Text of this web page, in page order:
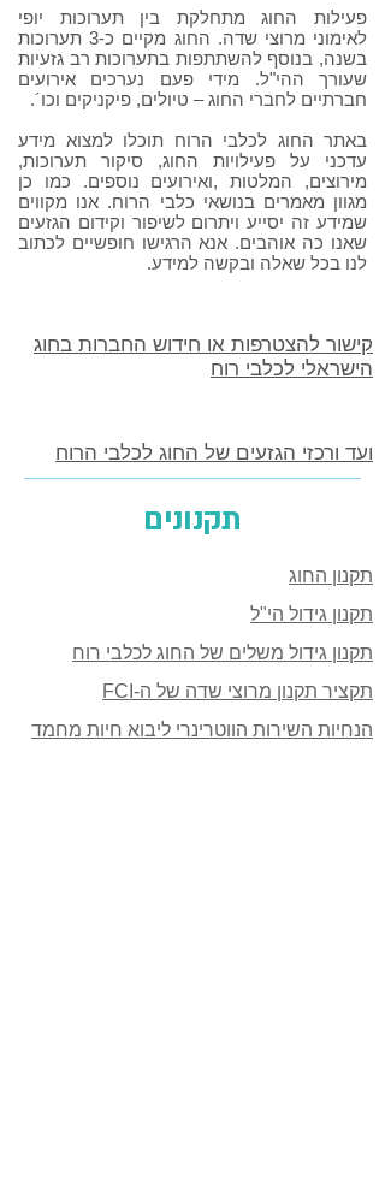
פעילות החוג מתחלקת בין תערוכות יופי
לאימוני מרוצי שדה. החוג מקיים כ-3 תערוכות
בשנה, בנוסף להשתתפות בתערוכות רב גזעיות
שעורך ההי"ל. מידי פעם נערכים אירועים
חברתיים לחברי החוג – טיולים, פיקניקים וכו´.
באתר החוג לכלבי הרוח תוכלו למצוא מידע
עדכני על פעילויות החוג, סיקור תערוכות,
מירוצים, המלטות ,ואירועים נוספים. כמו כן
מגוון מאמרים בנושאי כלבי הרוח. אנו מקווים
שמידע זה יסייע ויתרום לשיפור וקידום הגזעים
שאנו כה אוהבים. אנא הרגישו חופשיים לכתוב
לנו בכל שאלה ובקשה למידע.
תקנון החוג
תקנון גידול הי"ל
תקנון גידול משלים של החוג לכלבי רוח
תקציר תקנון מרוצי שדה של ה-FCI
הנחיות השירות הווטרינרי ליבוא חיות מחמד
תקנונים
ועד ורכזי הגזעים של החוג לכלבי הרוח
קישור להצטרפות או חידוש החברות בחוג
הישראלי לכלבי רוח